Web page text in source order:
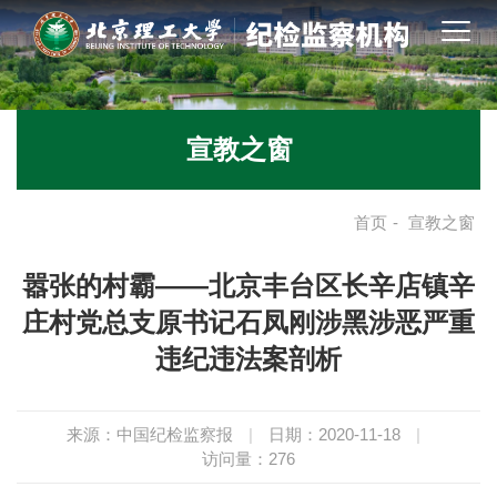
宣教之窗
首页 - 宣教之窗
嚣张的村霸——北京丰台区长辛店镇辛
庄村党总支原书记石凤刚涉黑涉恶严重
违纪违法案剖析
来源：中国纪检监察报 | 日期：2020-11-18
|
访问量： 276